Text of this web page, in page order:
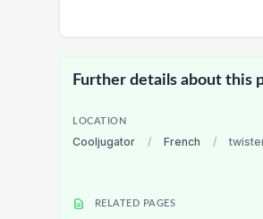
Further details about this
LOCATION
Cooljugator / French /
RELATED PAGES